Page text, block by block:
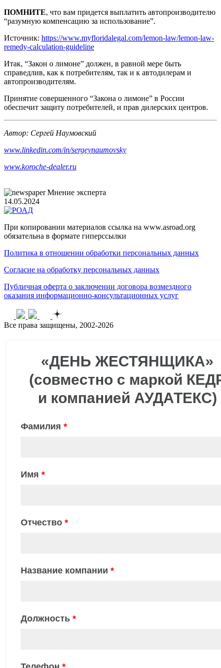
ПОМНИТЕ, что вам придется выплатить автопроизводителю
“разумную компенсацию за использование”.
Источник: https://www.myfloridalegal.com/lemon-law/lemon-law-
remedy-calculation-guideline
Итак, “Закон о лимоне” должен, в равной мере быть
справедлив, как к потребителям, так и к автодилерам и
автопроизводителям.
Принятие совершенного “Закона о лимоне” в России
обеспечит защиту потребителей, и прав дилерских центров.
Автор: Сергей Наумовский
www.linkedin.com/in/sergeynaumovsky
www.koroche-dealer.ru
Мнение эксперта
14.05.2024
При копировании материалов ссылка на www.asroad.org
обязательна в формате гиперссылки
Политика в отношении обработки персональных данных
Согласие на обработку персональных данных
Публичная оферта о заключении договора возмездного
оказания информационно-консультационных услуг
Все права защищены, 2002-2026